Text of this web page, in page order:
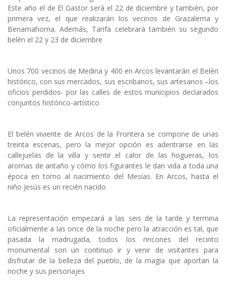
Este año el de El Gastor será el 22 de diciembre y también, por
primera vez, el que realizarán los vecinos de Grazalema y
Benamahoma. Además, Tarifa celebrará también su segundo
belén el 22 y 23 de diciembre
Unos 700 vecinos de Medina y 400 en Arcos levantarán el Belén
histórico, con sus mercados, sus escribanos, sus artesanos –los
oficios perdidos- por las calles de estos municipios declarados
conjuntos histórico-artístico
El belén viviente de Arcos de la Frontera se compone de unas
treinta escenas, pero la mejor opción es adentrarse en las
callejuelas de la villa y sentir el calor de las hogueras, los
aromas de antaño y cómo los figurantes le dan vida a toda una
época en torno al nacimiento del Mesías. En Arcos, hasta el
niño Jesús es un recién nacido
La representación empezará a las seis de la tarde y termina
oficialmente a las once de la noche pero la atracción es tal, que
pasada la madrugada, todos los rincones del recinto
monumental son un continuo ir y venir de visitantes para
disfrutar de la belleza del pueblo, de la magia que aportan la
noche y sus personajes